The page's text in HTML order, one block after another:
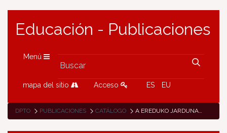
Educación - Publicaciones
Menú
mapa del sitio Acceso ES EU
DPTO PUBLICACIONES CATÁLOGO A EREDUKO JARDUNALDIAK